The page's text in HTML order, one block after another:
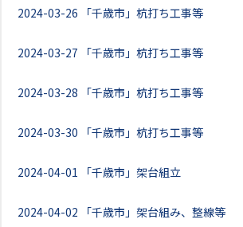
2024-03-26 「千歳市」杭打ち工事等
2024-03-27 「千歳市」杭打ち工事等
2024-03-28 「千歳市」杭打ち工事等
2024-03-30 「千歳市」杭打ち工事等
2024-04-01 「千歳市」架台組立
2024-04-02 「千歳市」架台組み、整線等